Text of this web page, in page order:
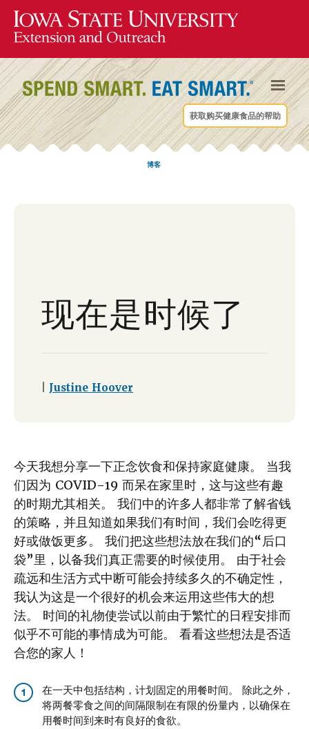
获取购买健康食品的帮助
博客
现在是时候了
Justine Hoover
今天我想分享一下正念饮食和保持家庭健康。 当我
们因为 COVID-19 而呆在家里时，这与这些有趣
的时期尤其相关。 我们中的许多人都非常了解省钱
的策略，并且知道如果我们有时间，我们会吃得更
好或做饭更多。 我们把这些想法放在我们的“后口
袋”里，以备我们真正需要的时候使用。 由于社会
疏远和生活方式中断可能会持续多久的不确定性，
我认为这是一个很好的机会来运用这些伟大的想
法。 时间的礼物使尝试以前由于繁忙的日程安排而
似乎不可能的事情成为可能。 看看这些想法是否适
合您的家人！
1
在一天中包括结构，计划固定的用餐时间。 除此之外，
将两餐零食之间的间隔限制在有限的份量内，以确保在
用餐时间到来时有良好的食欲。